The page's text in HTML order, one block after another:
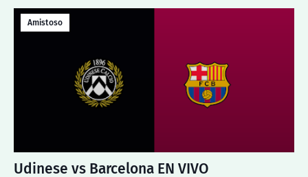
Amistoso
Udinese vs Barcelona EN VIVO